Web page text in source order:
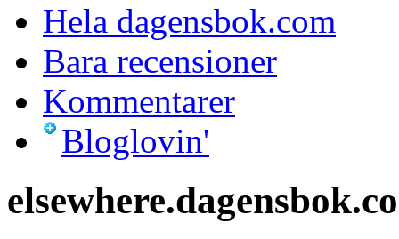
Hela dagensbok.com
Bara recensioner
Kommentarer
Bloglovin'